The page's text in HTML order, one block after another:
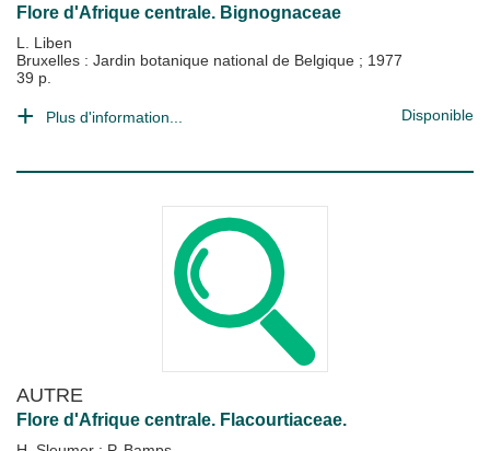
Flore d'Afrique centrale. Bignognaceae
L. Liben
Bruxelles : Jardin botanique national de Belgique ; 1977
39 p.
Plus d'information... Disponible
AUTRE
Flore d'Afrique centrale. Flacourtiaceae.